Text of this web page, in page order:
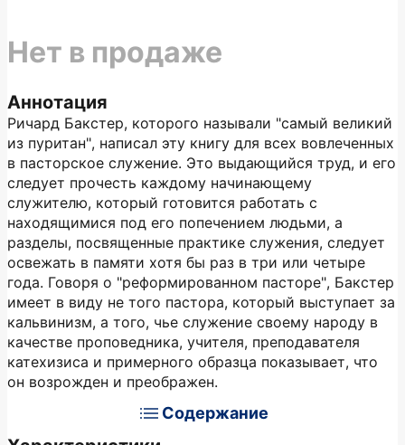
Аннотация
Ричард Бакстер, которого называли "самый великий
из пуритан", написал эту книгу для всех вовлеченных
в пасторское служение. Это выдающийся труд, и его
следует прочесть каждому начинающему
служителю, который готовится работать с
находящимися под его попечением людьми, а
разделы, посвященные практике служения, следует
освежать в памяти хотя бы раз в три или четыре
года. Говоря о "реформированном пасторе", Бакстер
имеет в виду не того пастора, который выступает за
кальвинизм, а того, чье служение своему народу в
качестве проповедника, учителя, преподавателя
катехизиса и примерного образца показывает, что
он возрожден и преображен.
Содержание
Нет в продаже